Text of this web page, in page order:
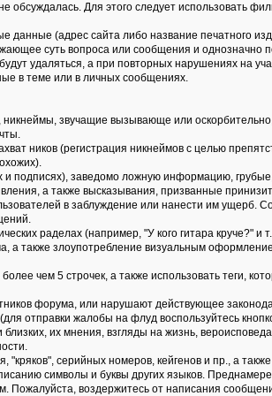
Для этого следует использовать
данные (адрес сайта либо название печатного
суть вопроса или сообщения и однозначно
удаляться, а при повторных нарушениях на
в теме или в личных сообщениях.
звучащие вызывающе или
ников (регистрация никнеймов с целью
подписях), заведомо ложнyю инфоpмацию,
а также высказывания, призванные
в заблуждение или нанести им ущерб.
раделах (например, "У кого гитара круче?" и
также злоупотребление визуальным
чем 5 строчек, а также использовать теги,
форума, или нарушают действующее
отправки жалобы на флуд воспользуйтесь
их мнения, взгляды на жизнь,
серийных номеров, кейгенов и пр., а
символы и буквы других языков.
Пожалуйста, воздержитесь от написания